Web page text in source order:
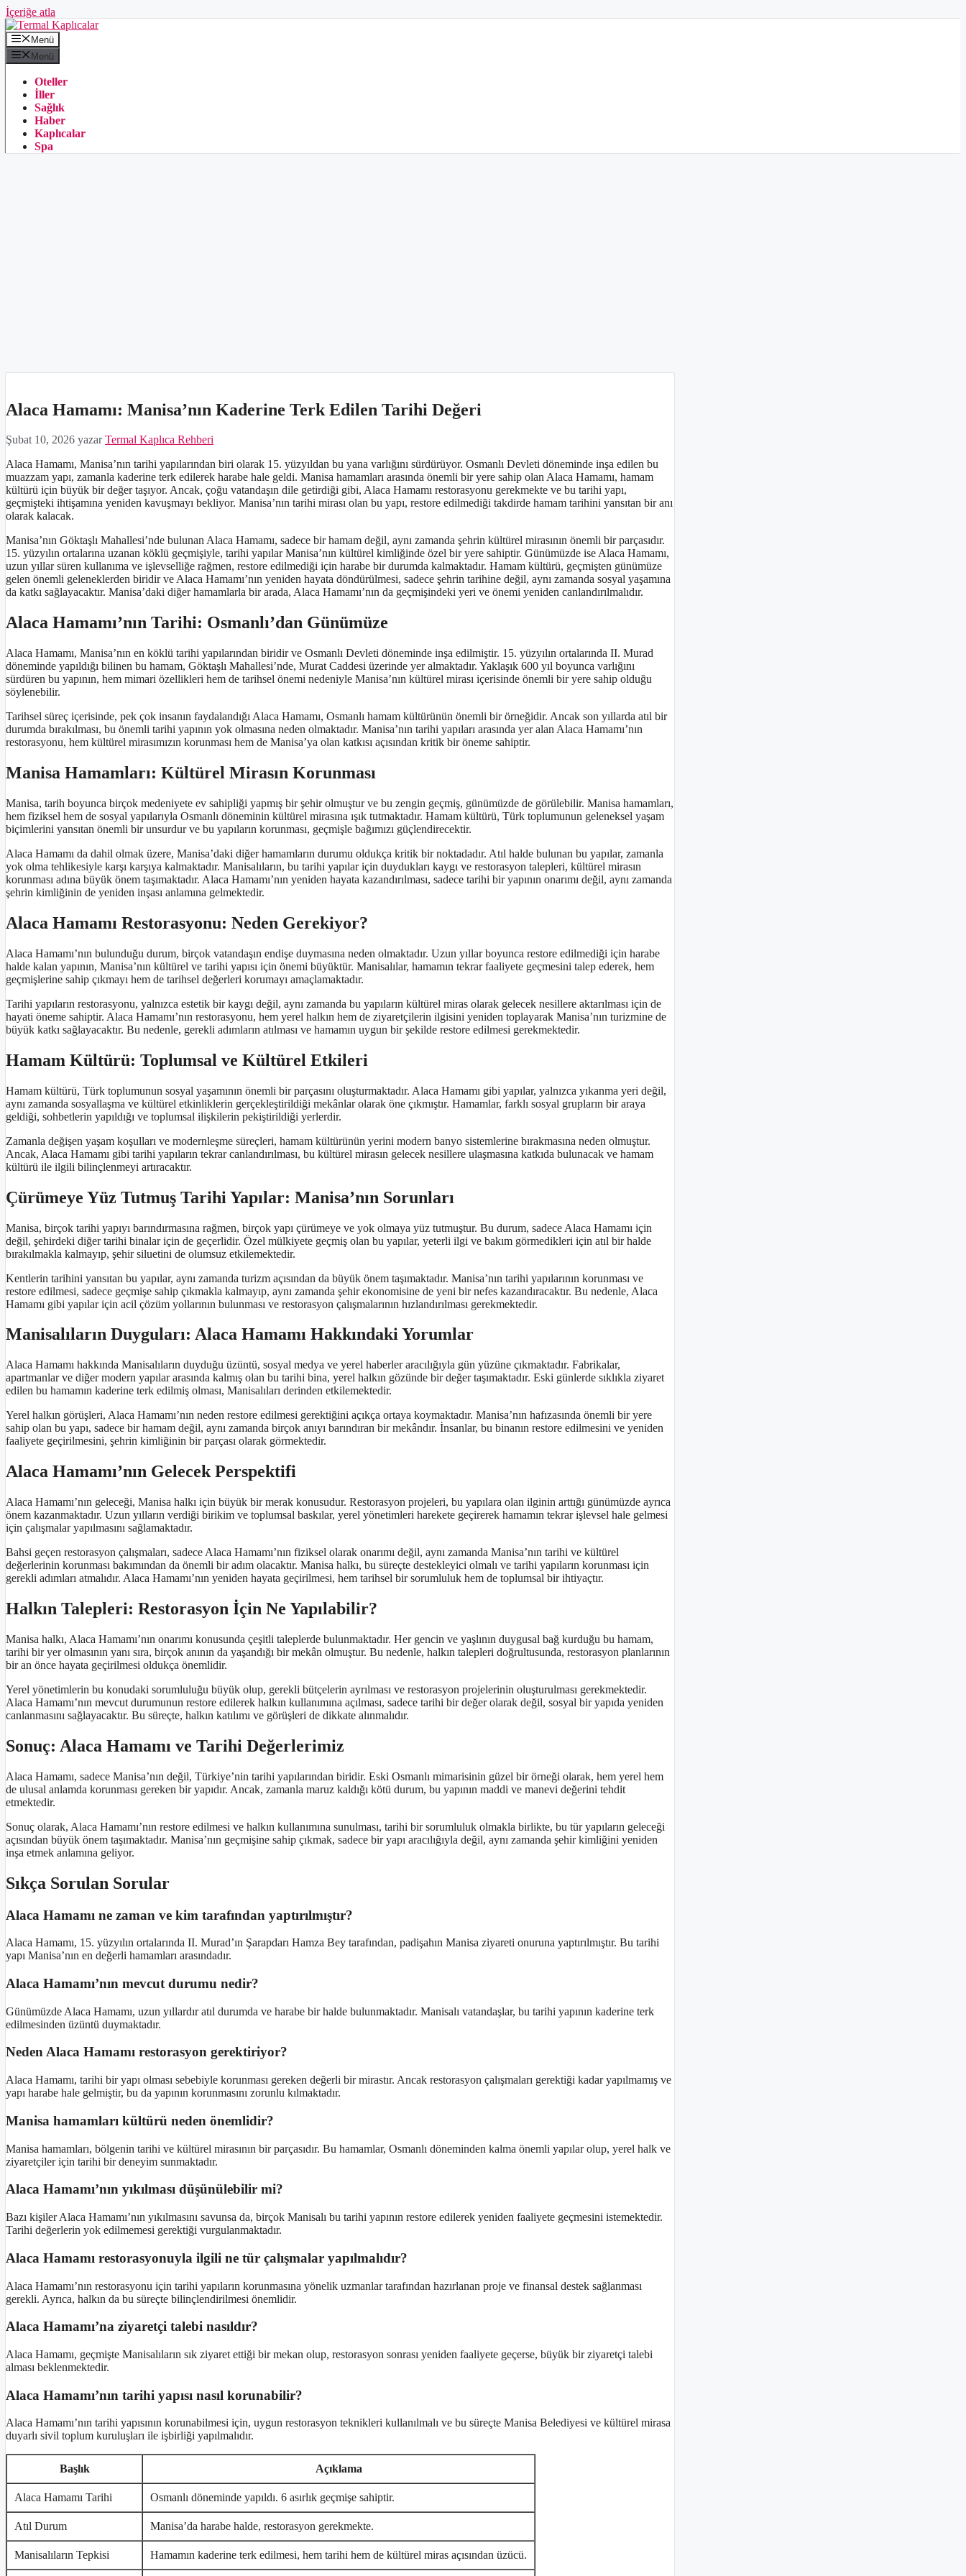
İçeriğe atla
Menü
Menü
Oteller
İller
Sağlık
Haber
Kaplıcalar
Spa
Alaca Hamamı: Manisa’nın Kaderine Terk Edilen Tarihi Değeri
Şubat 10, 2026 yazarTermal Kaplıca Rehberi
Alaca Hamamı, Manisa’nın tarihi yapılarından biri olarak 15. yüzyıldan bu yana varlığını sürdürüyor. Osmanlı Devleti döneminde inşa edilen bu
muazzam yapı, zamanla kaderine terk edilerek harabe hale geldi. Manisa hamamları arasında önemli bir yere sahip olan Alaca Hamamı, hamam
kültürü için büyük bir değer taşıyor. Ancak, çoğu vatandaşın dile getirdiği gibi, Alaca Hamamı restorasyonu gerekmekte ve bu tarihi yapı,
geçmişteki ihtişamına yeniden kavuşmayı bekliyor. Manisa’nın tarihi mirası olan bu yapı, restore edilmediği takdirde hamam tarihini yansıtan bir anı
olarak kalacak.
Manisa’nın Göktaşlı Mahallesi’nde bulunan Alaca Hamamı, sadece bir hamam değil, aynı zamanda şehrin kültürel mirasının önemli bir parçasıdır.
15. yüzyılın ortalarına uzanan köklü geçmişiyle, tarihi yapılar Manisa’nın kültürel kimliğinde özel bir yere sahiptir. Günümüzde ise Alaca Hamamı,
uzun yıllar süren kullanıma ve işlevselliğe rağmen, restore edilmediği için harabe bir durumda kalmaktadır. Hamam kültürü, geçmişten günümüze
gelen önemli geleneklerden biridir ve Alaca Hamamı’nın yeniden hayata döndürülmesi, sadece şehrin tarihine değil, aynı zamanda sosyal yaşamına
da katkı sağlayacaktır. Manisa’daki diğer hamamlarla bir arada, Alaca Hamamı’nın da geçmişindeki yeri ve önemi yeniden canlandırılmalıdır.
Alaca Hamamı’nın Tarihi: Osmanlı’dan Günümüze
Alaca Hamamı, Manisa’nın en köklü tarihi yapılarından biridir ve Osmanlı Devleti döneminde inşa edilmiştir. 15. yüzyılın ortalarında II. Murad
döneminde yapıldığı bilinen bu hamam, Göktaşlı Mahallesi’nde, Murat Caddesi üzerinde yer almaktadır. Yaklaşık 600 yıl boyunca varlığını
sürdüren bu yapının, hem mimari özellikleri hem de tarihsel önemi nedeniyle Manisa’nın kültürel mirası içerisinde önemli bir yere sahip olduğu
söylenebilir.
Tarihsel süreç içerisinde, pek çok insanın faydalandığı Alaca Hamamı, Osmanlı hamam kültürünün önemli bir örneğidir. Ancak son yıllarda atıl bir
durumda bırakılması, bu önemli tarihi yapının yok olmasına neden olmaktadır. Manisa’nın tarihi yapıları arasında yer alan Alaca Hamamı’nın
restorasyonu, hem kültürel mirasımızın korunması hem de Manisa’ya olan katkısı açısından kritik bir öneme sahiptir.
Manisa Hamamları: Kültürel Mirasın Korunması
Manisa, tarih boyunca birçok medeniyete ev sahipliği yapmış bir şehir olmuştur ve bu zengin geçmiş, günümüzde de görülebilir. Manisa hamamları,
hem fiziksel hem de sosyal yapılarıyla Osmanlı döneminin kültürel mirasına ışık tutmaktadır. Hamam kültürü, Türk toplumunun geleneksel yaşam
biçimlerini yansıtan önemli bir unsurdur ve bu yapıların korunması, geçmişle bağımızı güçlendirecektir.
Alaca Hamamı da dahil olmak üzere, Manisa’daki diğer hamamların durumu oldukça kritik bir noktadadır. Atıl halde bulunan bu yapılar, zamanla
yok olma tehlikesiyle karşı karşıya kalmaktadır. Manisalıların, bu tarihi yapılar için duydukları kaygı ve restorasyon talepleri, kültürel mirasın
korunması adına büyük önem taşımaktadır. Alaca Hamamı’nın yeniden hayata kazandırılması, sadece tarihi bir yapının onarımı değil, aynı zamanda
şehrin kimliğinin de yeniden inşası anlamına gelmektedir.
Alaca Hamamı Restorasyonu: Neden Gerekiyor?
Alaca Hamamı’nın bulunduğu durum, birçok vatandaşın endişe duymasına neden olmaktadır. Uzun yıllar boyunca restore edilmediği için harabe
halde kalan yapının, Manisa’nın kültürel ve tarihi yapısı için önemi büyüktür. Manisalılar, hamamın tekrar faaliyete geçmesini talep ederek, hem
geçmişlerine sahip çıkmayı hem de tarihsel değerleri korumayı amaçlamaktadır.
Tarihi yapıların restorasyonu, yalnızca estetik bir kaygı değil, aynı zamanda bu yapıların kültürel miras olarak gelecek nesillere aktarılması için de
hayati öneme sahiptir. Alaca Hamamı’nın restorasyonu, hem yerel halkın hem de ziyaretçilerin ilgisini yeniden toplayarak Manisa’nın turizmine de
büyük katkı sağlayacaktır. Bu nedenle, gerekli adımların atılması ve hamamın uygun bir şekilde restore edilmesi gerekmektedir.
Hamam Kültürü: Toplumsal ve Kültürel Etkileri
Hamam kültürü, Türk toplumunun sosyal yaşamının önemli bir parçasını oluşturmaktadır. Alaca Hamamı gibi yapılar, yalnızca yıkanma yeri değil,
aynı zamanda sosyallaşma ve kültürel etkinliklerin gerçekleştirildiği mekânlar olarak öne çıkmıştır. Hamamlar, farklı sosyal grupların bir araya
geldiği, sohbetlerin yapıldığı ve toplumsal ilişkilerin pekiştirildiği yerlerdir.
Zamanla değişen yaşam koşulları ve modernleşme süreçleri, hamam kültürünün yerini modern banyo sistemlerine bırakmasına neden olmuştur.
Ancak, Alaca Hamamı gibi tarihi yapıların tekrar canlandırılması, bu kültürel mirasın gelecek nesillere ulaşmasına katkıda bulunacak ve hamam
kültürü ile ilgili bilinçlenmeyi artıracaktır.
Çürümeye Yüz Tutmuş Tarihi Yapılar: Manisa’nın Sorunları
Manisa, birçok tarihi yapıyı barındırmasına rağmen, birçok yapı çürümeye ve yok olmaya yüz tutmuştur. Bu durum, sadece Alaca Hamamı için
değil, şehirdeki diğer tarihi binalar için de geçerlidir. Özel mülkiyete geçmiş olan bu yapılar, yeterli ilgi ve bakım görmedikleri için atıl bir halde
bırakılmakla kalmayıp, şehir siluetini de olumsuz etkilemektedir.
Kentlerin tarihini yansıtan bu yapılar, aynı zamanda turizm açısından da büyük önem taşımaktadır. Manisa’nın tarihi yapılarının korunması ve
restore edilmesi, sadece geçmişe sahip çıkmakla kalmayıp, aynı zamanda şehir ekonomisine de yeni bir nefes kazandıracaktır. Bu nedenle, Alaca
Hamamı gibi yapılar için acil çözüm yollarının bulunması ve restorasyon çalışmalarının hızlandırılması gerekmektedir.
Manisalıların Duyguları: Alaca Hamamı Hakkındaki Yorumlar
Alaca Hamamı hakkında Manisalıların duyduğu üzüntü, sosyal medya ve yerel haberler aracılığıyla gün yüzüne çıkmaktadır. Fabrikalar,
apartmanlar ve diğer modern yapılar arasında kalmış olan bu tarihi bina, yerel halkın gözünde bir değer taşımaktadır. Eski günlerde sıklıkla ziyaret
edilen bu hamamın kaderine terk edilmiş olması, Manisalıları derinden etkilemektedir.
Yerel halkın görüşleri, Alaca Hamamı’nın neden restore edilmesi gerektiğini açıkça ortaya koymaktadır. Manisa’nın hafızasında önemli bir yere
sahip olan bu yapı, sadece bir hamam değil, aynı zamanda birçok anıyı barındıran bir mekândır. İnsanlar, bu binanın restore edilmesini ve yeniden
faaliyete geçirilmesini, şehrin kimliğinin bir parçası olarak görmektedir.
Alaca Hamamı’nın Gelecek Perspektifi
Alaca Hamamı’nın geleceği, Manisa halkı için büyük bir merak konusudur. Restorasyon projeleri, bu yapılara olan ilginin arttığı günümüzde ayrıca
önem kazanmaktadır. Uzun yılların verdiği birikim ve toplumsal baskılar, yerel yönetimleri harekete geçirerek hamamın tekrar işlevsel hale gelmesi
için çalışmalar yapılmasını sağlamaktadır.
Bahsi geçen restorasyon çalışmaları, sadece Alaca Hamamı’nın fiziksel olarak onarımı değil, aynı zamanda Manisa’nın tarihi ve kültürel
değerlerinin korunması bakımından da önemli bir adım olacaktır. Manisa halkı, bu süreçte destekleyici olmalı ve tarihi yapıların korunması için
gerekli adımları atmalıdır. Alaca Hamamı’nın yeniden hayata geçirilmesi, hem tarihsel bir sorumluluk hem de toplumsal bir ihtiyaçtır.
Halkın Talepleri: Restorasyon İçin Ne Yapılabilir?
Manisa halkı, Alaca Hamamı’nın onarımı konusunda çeşitli taleplerde bulunmaktadır. Her gencin ve yaşlının duygusal bağ kurduğu bu hamam,
tarihi bir yer olmasının yanı sıra, birçok anının da yaşandığı bir mekân olmuştur. Bu nedenle, halkın talepleri doğrultusunda, restorasyon planlarının
bir an önce hayata geçirilmesi oldukça önemlidir.
Yerel yönetimlerin bu konudaki sorumluluğu büyük olup, gerekli bütçelerin ayrılması ve restorasyon projelerinin oluşturulması gerekmektedir.
Alaca Hamamı’nın mevcut durumunun restore edilerek halkın kullanımına açılması, sadece tarihi bir değer olarak değil, sosyal bir yapıda yeniden
canlanmasını sağlayacaktır. Bu süreçte, halkın katılımı ve görüşleri de dikkate alınmalıdır.
Sonuç: Alaca Hamamı ve Tarihi Değerlerimiz
Alaca Hamamı, sadece Manisa’nın değil, Türkiye’nin tarihi yapılarından biridir. Eski Osmanlı mimarisinin güzel bir örneği olarak, hem yerel hem
de ulusal anlamda korunması gereken bir yapıdır. Ancak, zamanla maruz kaldığı kötü durum, bu yapının maddi ve manevi değerini tehdit
etmektedir.
Sonuç olarak, Alaca Hamamı’nın restore edilmesi ve halkın kullanımına sunulması, tarihi bir sorumluluk olmakla birlikte, bu tür yapıların geleceği
açısından büyük önem taşımaktadır. Manisa’nın geçmişine sahip çıkmak, sadece bir yapı aracılığıyla değil, aynı zamanda şehir kimliğini yeniden
inşa etmek anlamına geliyor.
Sıkça Sorulan Sorular
Alaca Hamamı ne zaman ve kim tarafından yaptırılmıştır?
Alaca Hamamı, 15. yüzyılın ortalarında II. Murad’ın Şarapdarı Hamza Bey tarafından, padişahın Manisa ziyareti onuruna yaptırılmıştır. Bu tarihi
yapı Manisa’nın en değerli hamamları arasındadır.
Alaca Hamamı’nın mevcut durumu nedir?
Günümüzde Alaca Hamamı, uzun yıllardır atıl durumda ve harabe bir halde bulunmaktadır. Manisalı vatandaşlar, bu tarihi yapının kaderine terk
edilmesinden üzüntü duymaktadır.
Neden Alaca Hamamı restorasyon gerektiriyor?
Alaca Hamamı, tarihi bir yapı olması sebebiyle korunması gereken değerli bir mirastır. Ancak restorasyon çalışmaları gerektiği kadar yapılmamış ve
yapı harabe hale gelmiştir, bu da yapının korunmasını zorunlu kılmaktadır.
Manisa hamamları kültürü neden önemlidir?
Manisa hamamları, bölgenin tarihi ve kültürel mirasının bir parçasıdır. Bu hamamlar, Osmanlı döneminden kalma önemli yapılar olup, yerel halk ve
ziyaretçiler için tarihi bir deneyim sunmaktadır.
Alaca Hamamı’nın yıkılması düşünülebilir mi?
Bazı kişiler Alaca Hamamı’nın yıkılmasını savunsa da, birçok Manisalı bu tarihi yapının restore edilerek yeniden faaliyete geçmesini istemektedir.
Tarihi değerlerin yok edilmemesi gerektiği vurgulanmaktadır.
Alaca Hamamı restorasyonuyla ilgili ne tür çalışmalar yapılmalıdır?
Alaca Hamamı’nın restorasyonu için tarihi yapıların korunmasına yönelik uzmanlar tarafından hazırlanan proje ve finansal destek sağlanması
gerekli. Ayrıca, halkın da bu süreçte bilinçlendirilmesi önemlidir.
Alaca Hamamı’na ziyaretçi talebi nasıldır?
Alaca Hamamı, geçmişte Manisalıların sık ziyaret ettiği bir mekan olup, restorasyon sonrası yeniden faaliyete geçerse, büyük bir ziyaretçi talebi
alması beklenmektedir.
Alaca Hamamı’nın tarihi yapısı nasıl korunabilir?
Alaca Hamamı’nın tarihi yapısının korunabilmesi için, uygun restorasyon teknikleri kullanılmalı ve bu süreçte Manisa Belediyesi ve kültürel mirasa
duyarlı sivil toplum kuruluşları ile işbirliği yapılmalıdır.
Başlık Açıklama
Alaca Hamamı Tarihi Osmanlı döneminde yapıldı. 6 asırlık geçmişe sahiptir.
Atıl Durum Manisa’da harabe halde, restorasyon gerekmekte.
Manisalıların Tepkisi Hamamın kaderine terk edilmesi, hem tarihi hem de kültürel miras açısından üzücü.